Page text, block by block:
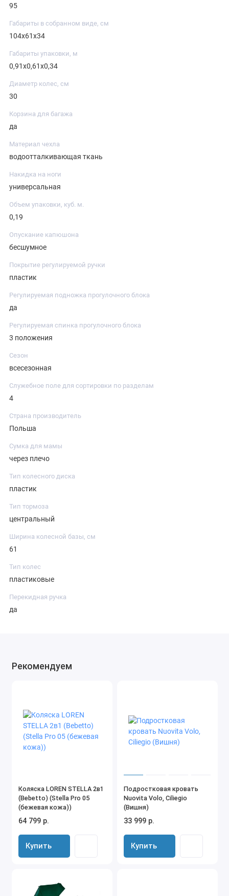
95
Габариты в собранном виде, см
104х61х34
Габариты упаковки, м
0,91х0,61х0,34
Диаметр колес, см
30
Корзина для багажа
да
Материал чехла
водоотталкивающая ткань
Накидка на ноги
универсальная
Объем упаковки, куб. м.
0,19
Опускание капюшона
бесшумное
Покрытие регулируемой ручки
пластик
Регулируемая подножка прогулочного блока
да
Регулируемая спинка прогулочного блока
3 положения
Сезон
всесезонная
Служебное поле для сортировки по разделам
4
Страна производитель
Польша
Сумка для мамы
через плечо
Тип колесного диска
пластик
Тип тормоза
центральный
Ширина колесной базы, см
61
Тип колес
пластиковые
Перекидная ручка
да
Рекомендуем
Коляска LOREN STELLA 2в1
(Bebetto) (Stella Pro 05
(бежевая кожа))
64 799 р.
Купить
Подростковая кровать
Nuovita Volo, Ciliegio
(Вишня)
33 999 р.
Купить